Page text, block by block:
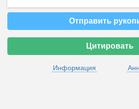
Отправить
Цитировать
Информация